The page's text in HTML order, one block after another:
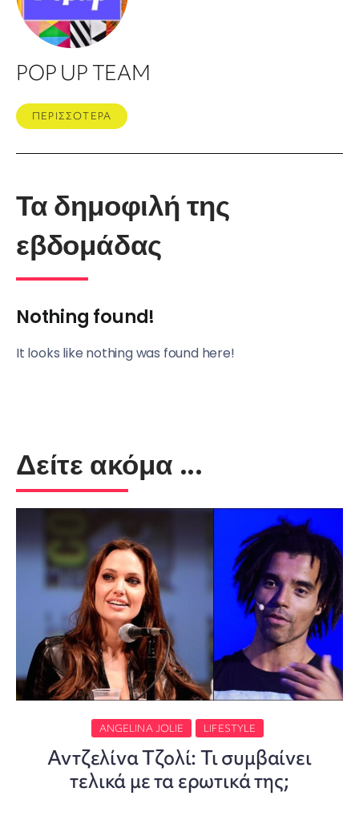
POP UP TEAM
ΠΕΡΙΣΣΟΤΕΡΑ
Τα δημοφιλή της
εβδομάδας
Nothing found!
It looks like nothing was found here!
Δείτε ακόμα ...
ANGELINA JOLIE LIFESTYLE
Αντζελίνα Τζολί: Τι συμβαίνει
τελικά με τα ερωτικά της;